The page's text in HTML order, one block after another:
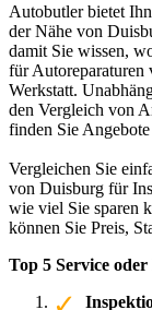
Autobutler bietet
der Nähe von
damit Sie wissen,
für Autoreparaturen
Werkstatt.
den Vergleich von
finden Sie
Vergleichen Sie
von Duisburg für
wie viel Sie sparen
können Sie Preis,
Top 5 Service